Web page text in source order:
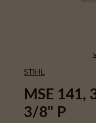
STIHL
MSE 141,
3/8" P